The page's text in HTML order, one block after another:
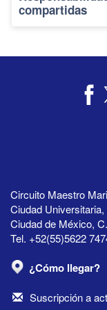
compartidas
Circuito Maestro
Ciudad
Ciudad de México,
Tel. +52(55)5622
¿Cómo llegar?
Suscripción a